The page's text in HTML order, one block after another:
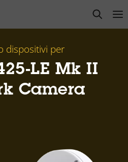
open
dispositivi per
LE Mk II
Camera